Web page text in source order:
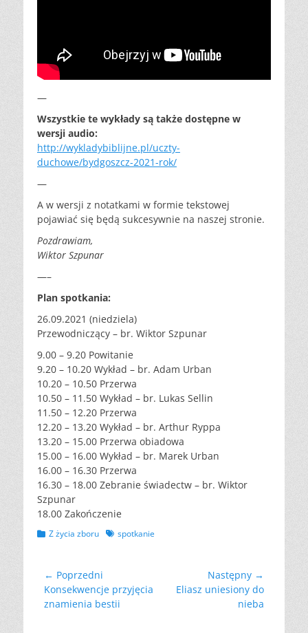
—
Wszystkie te wykłady są także dostępne w
wersji audio:
http://wykladybiblijne.pl/uczty-
duchowe/bydgoszcz-2021-rok/
—
A w wersji z notatkami w formie tekstowej
pojawiać się będą sukcesywnie na naszej stronie.
Pozdrawiam,
Wiktor Szpunar
—–
Plan spotkania:
26.09.2021 (niedziela)
Przewodniczący – br. Wiktor Szpunar
9.00 – 9.20 Powitanie
9.20 – 10.20 Wykład – br. Adam Urban
10.20 – 10.50 Przerwa
10.50 – 11.50 Wykład – br. Lukas Sellin
11.50 – 12.20 Przerwa
12.20 – 13.20 Wykład – br. Arthur Ryppa
13.20 – 15.00 Przerwa obiadowa
15.00 – 16.00 Wykład – br. Marek Urban
16.00 – 16.30 Przerwa
16.30 – 18.00 Zebranie świadectw – br. Wiktor
Szpunar
18.00 Zakończenie
Kategorii
Z życia zboru Tagówspotkanie
Nawigacja
wpisu
← Poprzedni
Poprzedni
wpis:
Konsekwencje przyjęcia
znamienia bestii
Następny →
Następny
Eliasz uniesiony do
nieba